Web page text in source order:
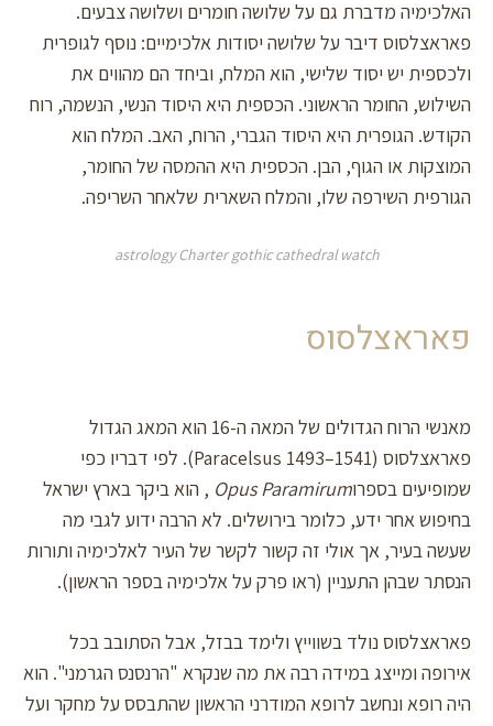
האלכימיה מדברת גם על שלושה חומרים ושלושה צבעים.
פאראצלסוס דיבר על שלושה יסודות אלכימיים: נוסף לגופרית
ולכספית יש יסוד שלישי, הוא המלח, וביחד הם מהווים את
השילוש, החומר הראשוני. הכספית היא היסוד הנשי, הנשמה, רוח
הקודש. הגופרית היא היסוד הגברי, הרוח, האב. המלח הוא
המוצקות או הגוף, הבן. הכספית היא ההמסה של החומר,
הגורפית השירפה שלו, והמלח השארית שלאחר השריפה.
astrology Charter gothic cathedral watch
פאראצלסוס
מאנשי הרוח הגדולים של המאה ה-16 הוא המאג הגדול
פאראצלסוס (Paracelsus 1493–1541). לפי דבריו כפי
שמופיעים בספרוOpus Paramirum , הוא ביקר בארץ ישראל
בחיפוש אחר ידע, כלומר בירושלים. לא הרבה ידוע לגבי מה
שעשה בעיר, אך אולי זה קשור לקשר של העיר לאלכימיה ותורות
הנסתר שבהן התעניין (ראו פרק על אלכימיה בספר הראשון).
פאראצלסוס נולד בשווייץ ולימד בבזל, אבל הסתובב בכל
אירופה ומייצג במידה רבה את מה שנקרא "הרנסנס הגרמני". הוא
היה רופא ונחשב לרופא המודרני הראשון שהתבסס על מחקר ועל